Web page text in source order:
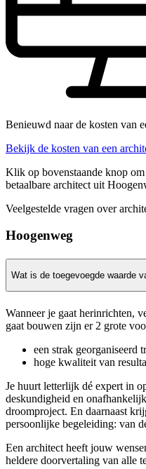
Benieuwd naar de kosten van
Bekijk de kosten van een
Klik op bovenstaande knop
betaalbare architect uit
Veelgestelde vragen over
Hoogenweg
Wat is de toegevoegde waarde
Wanneer je gaat herinrichten,
gaat bouwen zijn er 2 grote
een strak georganiseerd
hoge kwaliteit van
Je huurt letterlijk dé expert in
deskundigheid en
droomproject. En daarnaast
persoonlijke begeleiding: van
Een architect heeft jouw
heldere doorvertaling van alle